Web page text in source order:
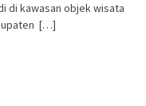
di kawasan objek wisata
[…]